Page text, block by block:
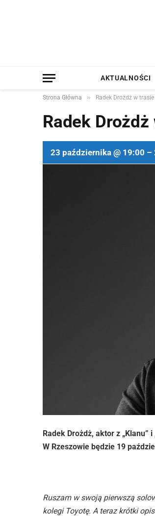
AKTUALNOŚCI
Strona Główna » Radek Drożdż w
Radek
23 października @ 19:00 –
Radek Drożdż, aktor z „Klanu”
W Rzeszowie będzie 19
Ruszam w swoją pierwszą
kolegi Toyotę. A teraz krótki